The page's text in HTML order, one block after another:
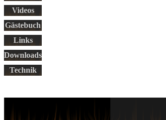
Videos
Gästebuch
Links
Downloads
Technik